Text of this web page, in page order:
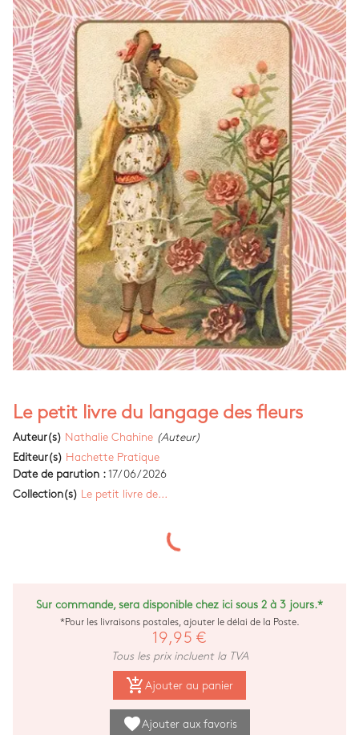
Le petit livre du langage des fleurs
Auteur(s) Nathalie Chahine (Auteur)
Editeur(s) Hachette Pratique
Date de parution : 17/06/2026
Collection(s)
Le petit livre de...
Sur commande, sera disponible chez ici sous 2 à 3 jours.*
*Pour les livraisons postales, ajouter le délai de la Poste.
19,95 €
Tous les prix incluent la TVA
add_shopping_cart Ajouter au panier
favoriteAjouter aux favoris